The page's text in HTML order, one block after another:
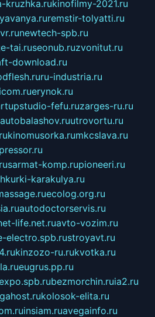
kruzhka.rukinofilmy-2021.ru
remstir-tolyatti.ru
newtech-spb.ru
tai.ruseonub.ruzvonitut.ru
download.ru
ru-industria.ru
erynok.ru
fefu.ruzarges-ru.ru
autobalashov.ruutrovortu.ru
kinomusorka.rumkcslava.ru
sarmat-komp.rupioneeri.ru
karakulya.ru
ecolog.org.ru
autodoctorservis.ru
life.net.ruavto-vozim.ru
electro.spb.rustroyavt.ru
kinzozo-ru.rukvotka.ru
eugrus.pp.ru
bezmorchin.ruia2.ru
kolosok-elita.ru
insiam.ruavegainfo.ru